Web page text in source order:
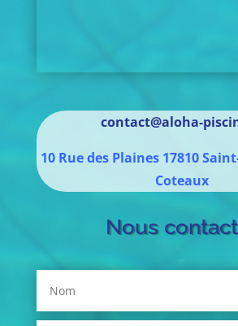
contact@aloha-
10 Rue des Plaines 17810
Coteaux
Nous